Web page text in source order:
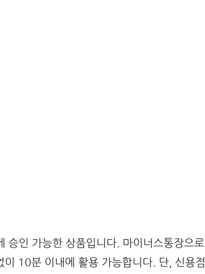
인 가능한 상품입니다. 마이너스통장으로
10분 이내에 활용 가능합니다. 단, 신용점